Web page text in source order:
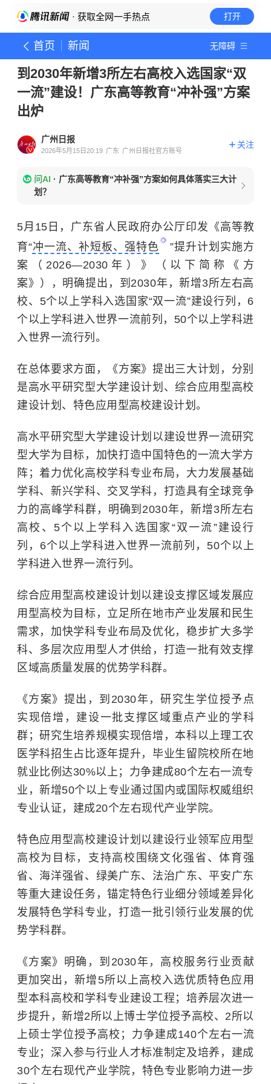
· 获取全网一手热点 打开
首页 新闻 无障碍
到2030年新增3所左右高校入选国家“双
一流”建设！广东高等教育“冲补强”方案
出炉
广州日报
2026年5月15日20:19 广东 广州日报社官方账号
关注
问AI · 广东高等教育“冲补强”方案如何具体落实三大计
划？
5月15日，广东省人民政府办公厅印发《高等教
育“冲一流、补短板、强特色
”提升计划实施方
案（2026—2030年）》（以下简称《方
案》），明确提出，到2030年，新增3所左右高
校、5个以上学科入选国家“双一流”建设行列，6
个以上学科进入世界一流前列，50个以上学科进
入世界一流行列。
在总体要求方面，《方案》提出三大计划，分别
是高水平研究型大学建设计划、综合应用型高校
建设计划、特色应用型高校建设计划。
高水平研究型大学建设计划以建设世界一流研究
型大学为目标，加快打造中国特色的一流大学方
阵；着力优化高校学科专业布局，大力发展基础
学科、新兴学科、 交叉学科 ，打造具有全球竞争
力的高峰学科群，明确到2030年，新增3所左右
高校、5个以上学科入选国家“双一流”建设行
列，6个以上学科进入世界一流前列，50个以上
学科进入世界一流行列。
综合应用型高校建设计划以建设支撑区域发展应
用型高校为目标，立足所在地市产业发展和民生
需求，加快学科专业布局及优化，稳步扩大多学
科、多层次应用型人才供给，打造一批有效支撑
区域高质量发展的优势学科群。
《方案》提出，到2030年，研究生学位授予点
实现倍增，建设一批支撑区域重点产业的学科
群；研究生培养规模实现倍增，本科以上理工农
医学科招生占比逐年提升，毕业生留院校所在地
就业比例达30%以上；力争建成80个左右一流专
业，新增50个以上专业通过国内或国际权威组织
专业认证，建成20个左右现代产业学院。
特色应用型高校建设计划以建设行业领军应用型
高校为目标，支持高校围绕文化强省、体育强
省、海洋强省、绿美广东、法治广东、平安广东
等重大建设任务，锚定特色行业细分领域差异化
发展特色学科专业，打造一批引领行业发展的优
势学科群。
《方案》明确，到2030年，高校服务行业贡献
更加突出，新增5所以上高校入选优质特色应用
型本科高校和学科专业建设工程；培养层次进一
步提升，新增2所以上博士学位授予高校、2所以
上硕士学位授予高校；力争建成140个左右一流
专业；深入参与行业人才标准制定及培养，建成
30个左右现代产业学院，特色专业影响力进一步